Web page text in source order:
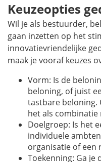
Keuzeopties
Wil je als bestuurder,
gaan inzetten op het
innovatievriendelijke
maak je vooraf keuzes
Vorm: Is de
beloning, of juist
tastbare beloning.
het als combinatie
Doelgroep: Is het
individuele
organisatie of een
Toekenning: Ga je